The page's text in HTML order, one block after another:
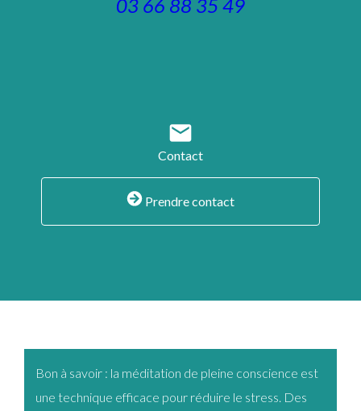
03 66 88 35 49
mail
Contact
Prendre contact
Bon à savoir : la méditation de pleine conscience est
une technique efficace pour réduire le stress. Des